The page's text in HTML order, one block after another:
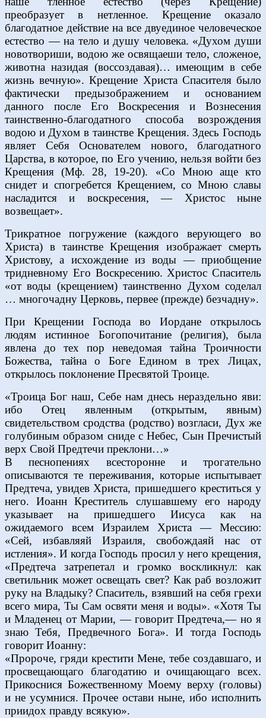
преобразует в нетленное. Крещение оказало
благодатное действие на все двуединое человеческое
естество — на тело и душу человека. «Духом души
новотвориши, водою же освящаеши тело, сложеное,
животна назидая (воссоздавая)… имеющим в себе
жизнь вечную». Крещение Христа Спасителя было
фактически предызображением и основанием
данного после Его Воскресения и Вознесения
таинственно-благодатного способа возрождения
водою и Духом в таинстве Крещения. Здесь Господь
являет Себя Основателем нового, благодатного
Царства, в которое, по Его учению, нельзя войти без
Крещения (Мф. 28, 19-20). «Со Мною аще кто
снидет и спогребется Крещением, со Мною славы
насладится и воскресения, — Христос ныне
возвещает».
Трикратное погружение (каждого верующего во
Христа) в таинстве Крещения изображает смерть
Христову, а исхождение из воды — приобщение
тридневному Его Воскресению. Христос Спаситель
«от воды (крещением) таинственно Духом соделал
… многочадну Церковь, первее (прежде) безчадну».
При Крещении Господа во Иордане открылось
людям истинное Богопочитание (религия), была
явлена до тех пор неведомая тайна Троичности
Божества, тайна о Боге Едином в трех Лицах,
открылось поклонение Пресвятой Троице.
«Троица Бог наш, Себе нам днесь нераздельно яви:
ибо Отец явленным (открытым, явным)
свидетельством сродства (родство) возгласи, Дух же
голубиным образом сниде с Небес, Сын Пречистый
верх Свой Предтечи преклони…»
В песнопениях всесторонне и трогательно
описываются те переживания, которые испытывает
Предтеча, увидев Христа, пришедшего креститься у
него. Иоанн Креститель слушавшему его народу
указывает на пришедшего Иисуса как на
ожидаемого всем Израилем Христа — Мессию:
«Сей, избавляяй Израиля, свобождаяй нас от
истления». И когда Господь просил у него крещения,
«Предтеча затрепетал и громко воскликнул: как
светильник может освещать свет? Как раб возложит
руку на Владыку? Спаситель, взявший на себя грехи
всего мира, Ты Сам освяти меня и воды». «Хотя Ты
и Младенец от Марии, — говорит Предтеча,— но я
знаю Тебя, Предвечного Бога». И тогда Господь
говорит Иоанну:
«Пророче, гряди крестити Мене, тебе создавшаго, и
просвещающаго благодатию и очищающаго всех.
Прикоснися Божественному Моему верху (головы)
и не усумнися. Прочее остави ныне, ибо исполнить
приидох правду всякую».